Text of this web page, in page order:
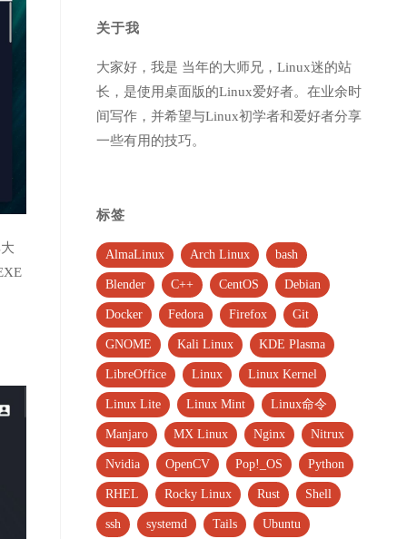
关于我
大家好，我是 当年的大师兄，Linux迷的站
长，是使用桌面版的Linux爱好者。在业余时
间写作，并希望与Linux初学者和爱好者分享
一些有用的技巧。
标签
AlmaLinux Arch Linux bash
Blender C++ CentOS Debian
Docker Fedora Firefox Git
GNOME Kali Linux KDE Plasma
LibreOffice Linux Linux Kernel
Linux Lite Linux Mint Linux命令
Manjaro MX Linux Nginx Nitrux
Nvidia OpenCV Pop!_OS Python
RHEL Rocky Linux Rust Shell
ssh systemd Tails Ubuntu